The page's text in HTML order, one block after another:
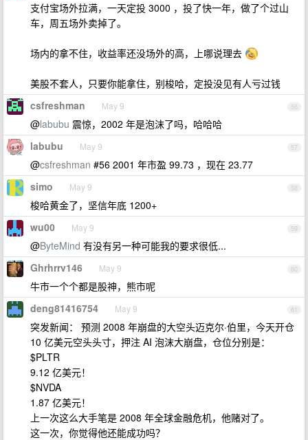
支付宝场外拉满，一天定投 3000 ，投了快一年，做了个过山
车，周五场外卖掉了。
场内的拿不住，收益率还没场外的高，上哪说理去
美股不套人，只要你能拿住，别梭哈，定投没见有人亏过钱
56
csfreshman May 9
@labubu 震惊，2002 年是泡沫了吗，哈哈哈
57
labubu May 9
@csfreshman #56 2001 年市盈 99.73 ，现在 23.77
58
simo May 9
梭哈黄金了，坚信年底 1200+
59
wu00 May 9
@ByteMind 有没有另一种可能我的要求很低...
60
Ghrhrrv146 May 9
牛市一个个都是股神，熊市呢
61
deng81416754 May 9
突发新闻： 预测 2008 年崩盘的大空头迈克尔·伯里，今天开仓
10 亿美元空头头寸，押注 AI 泡沫大崩盘，仓位分别是：
$PLTR
9.12 亿美元！
$NVDA
1.87 亿美元！
上一次这么大手笔是 2008 年全球金融危机，他赌对了。
这一次，你觉得他还能成功吗？